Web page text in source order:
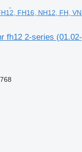
FH16, NH12, FH,
fh12 2-series